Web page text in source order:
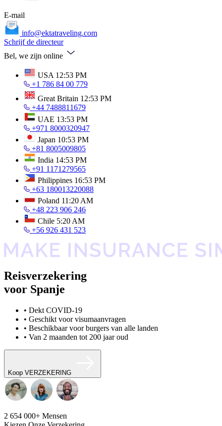
E-mail
info@ektatraveling.com
Schrijf de directeur
Bel, we zijn online
USA 12:53 PM
+1 786 84 00 779
Great Britain 12:53 PM
+44 7488811679
UAE 13:53 PM
+971 8000320947
Japan 10:53 PM
+81 8005009805
India 14:53 PM
+91 1171279565
Philippines 16:53 PM
+63 180013220088
Poland 11:20 AM
+48 223 906 246
Chile 5:20 AM
+56 926 431 523
Reisverzekering
voor Spanje
• Dekt COVID-19
• Geschikt voor visumaanvragen
• Beschikbaar voor burgers van alle landen
• Van 2 maanden tot 200 jaar oud
Koop VERZEKERING
2 654 000+ Mensen